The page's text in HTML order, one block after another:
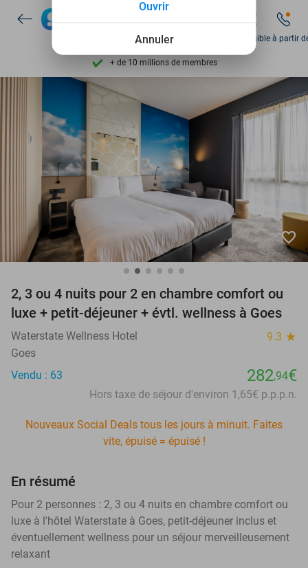
Découvrez + de 15.000 deals
Disponible 7 jours par semaine
+ de 10 millions de membres
205 790 avis
Découvrez + de 15.000 deals
Disponible 7 jours par semaine
+ de 10 millions de membres
Disponible à partir
favorite_border
2, 3 ou 4 nuits pour 2 en chambre comfort ou
luxe + petit-déjeuner + évtl. wellness à Goes
Waterstate Wellness Hotel 9.3 star
Goes
Vendu : 63
282,94€
Hors taxe de séjour d'environ 1,65€ p.p.p.n.
Nouveaux Social Deals tous les jours à minuit. Faites
vite, épuisé = épuisé !
En résumé
Pour 2 personnes : 2, 3 ou 4 nuits en chambre comfort ou
luxe à l'hôtel Waterstate à Goes, petit-déjeuner inclus et
éventuellement wellness pour un séjour merveilleusement
relaxant
Annuler
Ouvrir